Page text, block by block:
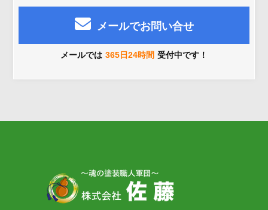
メールでお問い合せ
メールでは 365日24時間 受付中です！